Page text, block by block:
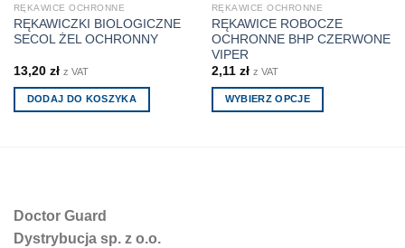
RĘKAWICE OCHRONNE
RĘKAWICZKI BIOLOGICZNE
SECOL ŻEL OCHRONNY
13,20 zł z VAT
DODAJ DO KOSZYKA
RĘKAWICE OCHRONNE
RĘKAWICE ROBOCZE
OCHRONNE BHP CZERWONE
VIPER
2,11 zł z VAT
WYBIERZ OPCJE
Doctor Guard
Dystrybucja sp. z o.o.